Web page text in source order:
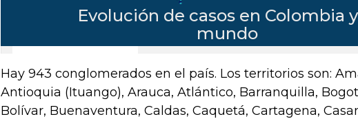
Hay 943 conglomerados en el país. Los territorios son:
Antioquia (Ituango), Arauca, Atlántico, Barranquilla,
Bolívar, Buenaventura, Caldas, Caquetá, Cartagena,